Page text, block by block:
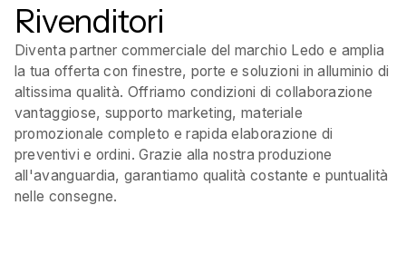
Rivenditori
Diventa partner commerciale del marchio Ledo e amplia
la tua offerta con finestre, porte e soluzioni in alluminio di
altissima qualità. Offriamo condizioni di collaborazione
vantaggiose, supporto marketing, materiale
promozionale completo e rapida elaborazione di
preventivi e ordini. Grazie alla nostra produzione
all'avanguardia, garantiamo qualità costante e puntualità
nelle consegne.